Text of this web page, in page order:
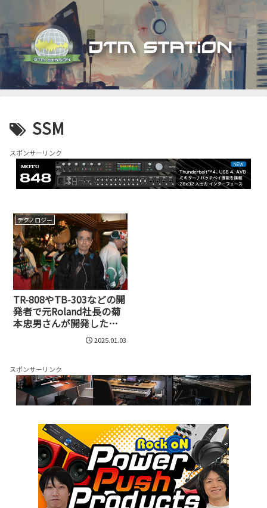
SSM
スポンサーリンク
テクノロジー
TR-808やTB-303などの開
発者で元Roland社長の菊
本忠男さんが開発した新
兵器X Modal Musicは世界
に革命を起こすか!?2025.01.03
スポンサーリンク